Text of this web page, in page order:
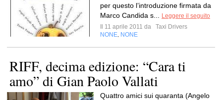
per questo l’introduzione firmata da
Marco Candida s...
Leggere il seguito
Il 11 aprile 2011 da
Taxi Drivers
NONE NONE
RIFF, decima edizione: “Cara ti
amo” di Gian Paolo Vallati
Quattro amici sui quaranta (Angelo